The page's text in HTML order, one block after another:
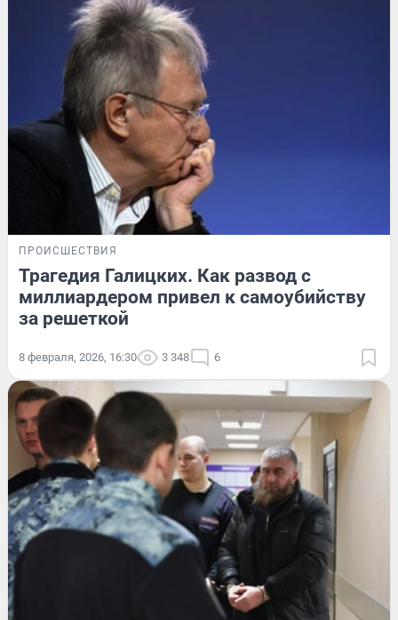
ПРОИСШЕСТВИЯ
Трагедия Галицких. Как развод с
миллиардером привел к самоубийству
за решеткой
8 февраля, 2026, 16:30 3 348 6